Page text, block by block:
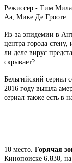
Режиссер - Тим
Аа, Мике Де Грооте.
Из-за эпидемии в
центра города
ли деле вирус
скрывает?
Бельгийский сериал
2016 году вышла
сериал также есть в
10 место. Горячая
Кинопоиске 6.830,